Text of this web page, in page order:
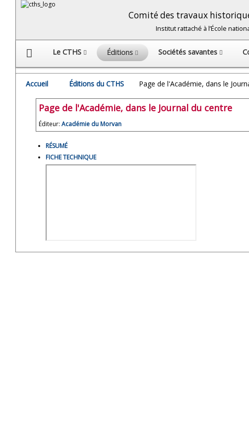
Comité des travaux
Institut rattaché à l’École
Le CTHS Éditions Sociétés savantes
Accueil Éditions du CTHS Page de l'Académie, dans le
Page de l'Académie, dans le Journal du centre
Éditeur: Académie du Morvan
RÉSUMÉ
FICHE TECHNIQUE